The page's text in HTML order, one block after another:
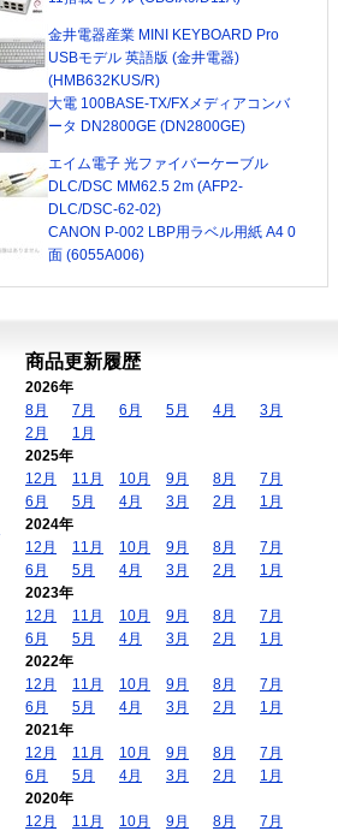
金井電器産業 MINI KEYBOARD Pro
USBモデル 英語版 (金井電器)
(HMB632KUS/R)
大電 100BASE-TX/FXメディアコンバ
ータ DN2800GE (DN2800GE)
エイム電子 光ファイバーケーブル
DLC/DSC MM62.5 2m (AFP2-
DLC/DSC-62-02)
CANON P-002 LBP用ラベル用紙 A4 0
面 (6055A006)
商品更新履歴
2026年
8月
7月 6月 5月 4月
3月
2月
1月
2025年
12月
11月 10月 9月 8月
7月
6月
5月 4月 3月 2月
1月
2024年
12月
11月 10月 9月 8月
7月
6月
5月 4月 3月 2月
1月
2023年
12月
11月 10月 9月 8月
7月
6月
5月 4月 3月 2月
1月
2022年
12月
11月 10月 9月 8月
7月
6月
5月 4月 3月 2月
1月
2021年
12月
11月 10月 9月 8月
7月
6月
5月 4月 3月 2月
1月
2020年
12月
11月 10月 9月 8月
7月